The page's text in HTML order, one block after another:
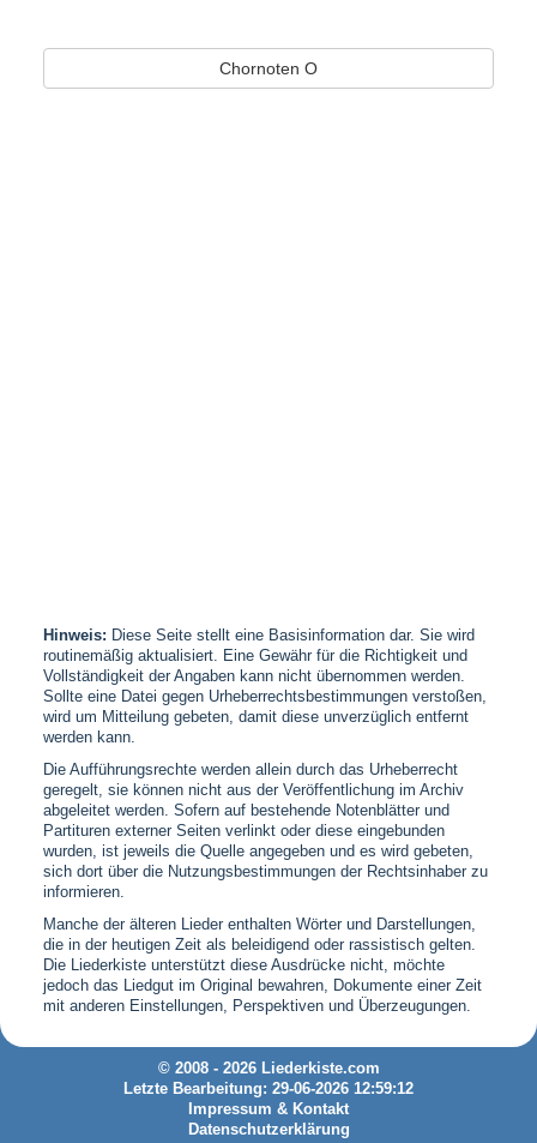
Chornoten O
Hinweis: Diese Seite stellt eine Basisinformation dar. Sie wird
routinemäßig aktualisiert. Eine Gewähr für die Richtigkeit und
Vollständigkeit der Angaben kann nicht übernommen werden.
Sollte eine Datei gegen Urheberrechtsbestimmungen verstoßen,
wird um Mitteilung gebeten, damit diese unverzüglich entfernt
werden kann.
Die Aufführungsrechte werden allein durch das Urheberrecht
geregelt, sie können nicht aus der Veröffentlichung im Archiv
abgeleitet werden. Sofern auf bestehende Notenblätter und
Partituren externer Seiten verlinkt oder diese eingebunden
wurden, ist jeweils die Quelle angegeben und es wird gebeten,
sich dort über die Nutzungsbestimmungen der Rechtsinhaber zu
informieren.
Manche der älteren Lieder enthalten Wörter und Darstellungen,
die in der heutigen Zeit als beleidigend oder rassistisch gelten.
Die Liederkiste unterstützt diese Ausdrücke nicht, möchte
jedoch das Liedgut im Original bewahren, Dokumente einer Zeit
mit anderen Einstellungen, Perspektiven und Überzeugungen.
© 2008 - 2026 Liederkiste.com
Letzte Bearbeitung: 29-06-2026 12:59:12
Impressum & Kontakt
Datenschutzerklärung